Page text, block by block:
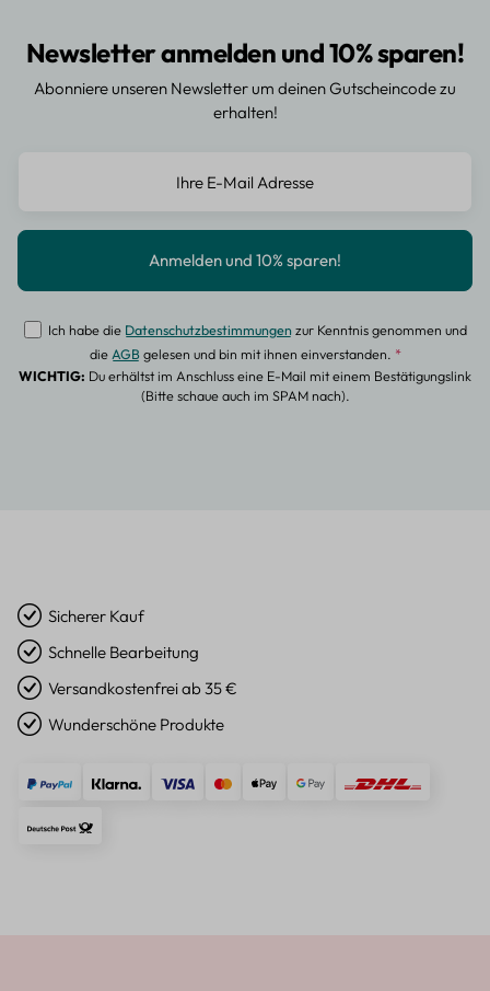
Newsletter anmelden und 10% sparen!
Abonniere unseren Newsletter um deinen Gutscheincode zu
erhalten!
Ich habe die Datenschutzbestimmungenzur Kenntnis genommen und
dieAGBgelesen und bin mit ihnen einverstanden. *
WICHTIG: Du erhältst im Anschluss eine E-Mail mit einem Bestätigungslink
(Bitte schaue auch im SPAM nach).
Sicherer Kauf
Schnelle Bearbeitung
Versandkostenfrei ab 35 €
Wunderschöne Produkte